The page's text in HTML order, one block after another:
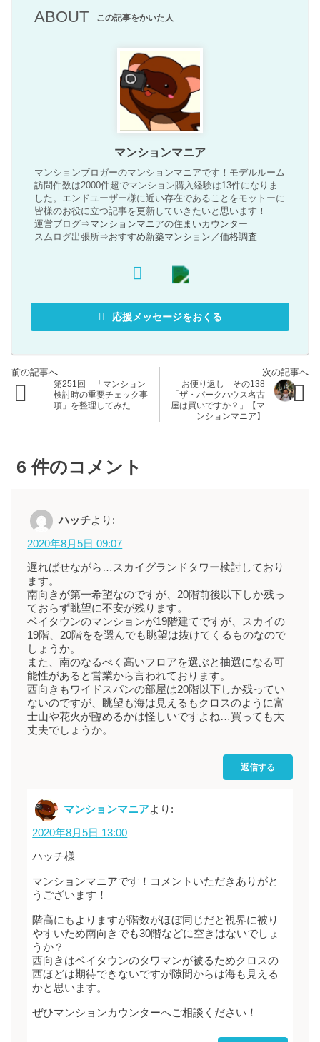
ABOUT この記事をかいた人
マンションマニア
マンションブロガーのマンションマニアです！モデルルーム
訪問件数は2000件超でマンション購入経験は13件になりま
した。エンドユーザー様に近い存在であることをモットーに
皆様のお役に立つ記事を更新していきたいと思います！
運営ブログ⇒マンションマニアの住まいカウンター
スムログ出張所⇒おすすめ新築マンション ／価格調査
応援メッセージをおくる
第251回 「マンション
検討時の重要チェック事
項」を整理してみた
お便り返し その138
「ザ・パークハウス名古
屋は買いですか？」【マ
ンションマニア】
6 件のコメント
ハッチより:
2020年8月5日 09:07
遅ればせながら…スカイグランドタワー検討しており
ます。
南向きが第一希望なのですが、20階前後以下しか残っ
ておらず眺望に不安が残ります。
ベイタウンのマンションが19階建てですが、スカイの
19階、20階をを選んでも眺望は抜けてくるものなので
しょうか。
また、南のなるべく高いフロアを選ぶと抽選になる可
能性があると営業から言われております。
西向きもワイドスパンの部屋は20階以下しか残ってい
ないのですが、眺望も海は見えるもクロスのように富
士山や花火が臨めるかは怪しいですよね…買っても大
丈夫でしょうか。
返信する
マンションマニアより:
2020年8月5日 13:00
ハッチ様
マンションマニアです！コメントいただきありがと
うございます！
階高にもよりますが階数がほぼ同じだと視界に被り
やすいため南向きでも30階などに空きはないでしょ
うか？
西向きはベイタウンのタワマンが被るためクロスの
西ほどは期待できないですが隙間からは海も見える
かと思います。
ぜひマンションカウンターへご相談ください！